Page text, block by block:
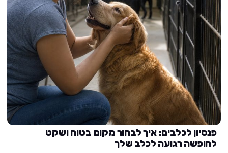
פנסיון לכלבים: איך לבחור מקום בטוח ושקט
לחופשה רגועה לכלב שלך